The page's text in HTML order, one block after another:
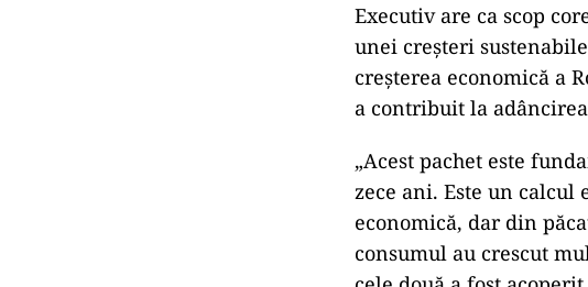
Executiv are ca scop
unei creșteri
creșterea economică a
a contribuit la